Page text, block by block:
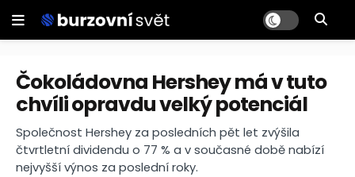
Čokoládovna Hershey má v tuto
chvíli opravdu velký potenciál
Společnost Hershey za posledních pět let zvýšila
čtvrtletní dividendu o 77 % a v současné době nabízí
nejvyšší výnos za poslední roky.